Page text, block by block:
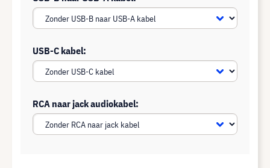
USB-C kabel:
RCA naar jack audiokabel: